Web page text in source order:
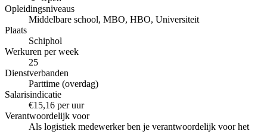
Opleidingsniveaus
Middelbare school, MBO, HBO, Universiteit
Plaats
Schiphol
Werkuren per week
25
Dienstverbanden
Parttime (overdag)
Salarisindicatie
€15,16 per uur
Verantwoordelijk voor
Als logistiek medewerker ben je verantwoordelijk voor het